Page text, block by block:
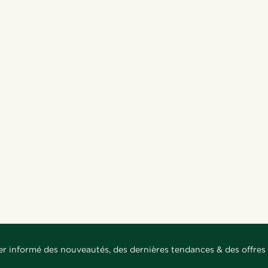
informé des nouveautés, des dernières tendances & des offres